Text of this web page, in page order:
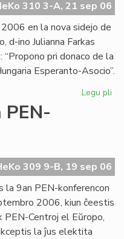
310 3-A, 21 sep 06
en la nova sidejo de
d-ino Julianna Farkas
pri donaco de la
Esperanto-Asocio”.
Legu pli
309 9-B, 19 sep 06
la 9an PEN-konferencon
2006, kiun ĉeestis
Centroj el Eŭropo,
la ĵus elektita